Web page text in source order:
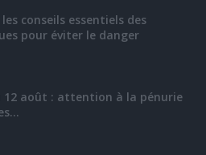
conseils essentiels des
pour éviter le danger
12 août : attention à la pénurie